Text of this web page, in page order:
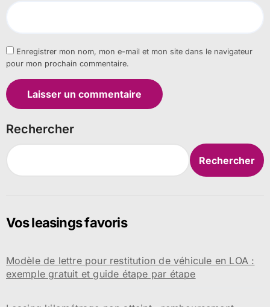
Enregistrer mon nom, mon e-mail et mon site dans le navigateur
pour mon prochain commentaire.
Rechercher
Rechercher
Vos leasings favoris
Modèle de lettre pour restitution de véhicule en LOA :
exemple gratuit et guide étape par étape